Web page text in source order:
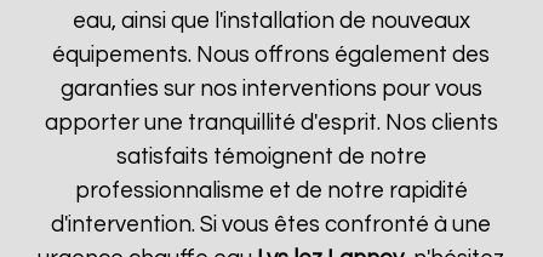
eau, ainsi que l'installation de nouveaux
équipements. Nous offrons également des
garanties sur nos interventions pour vous
apporter une tranquillité d'esprit. Nos clients
satisfaits témoignent de notre
professionnalisme et de notre rapidité
d'intervention. Si vous êtes confronté à une